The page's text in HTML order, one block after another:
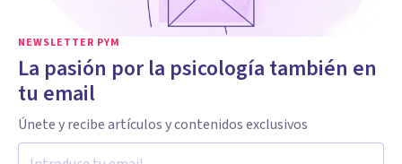
NEWSLETTER PYM
La pasión por la psicología también en
tu email
Únete y recibe artículos y contenidos exclusivos